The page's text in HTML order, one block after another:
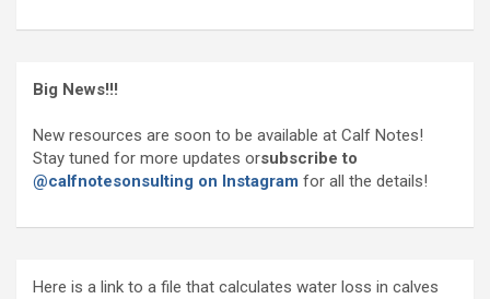
Big News!!!
New resources are soon to be available at Calf Notes!
Stay tuned for more updates orsubscribe to
@calfnotesonsulting on Instagram for all the details!
Here is a link to a file that calculates water loss in calves